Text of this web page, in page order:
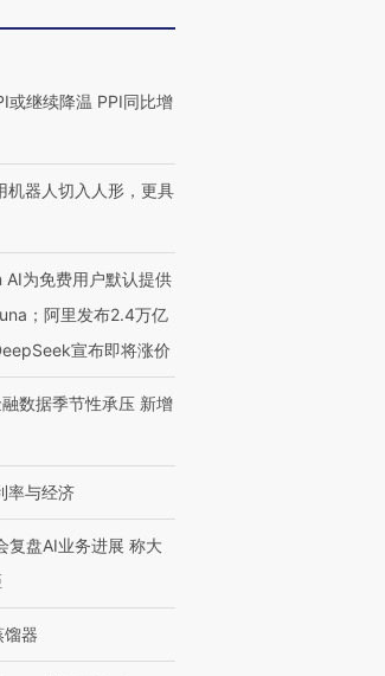
现】寻找100种
CFO：不靠规模取胜，华
或继续降温 PPI同比增
机器人切入人形，更具
AI为免费用户默认提供
；阿里发布2.4万亿
宣布即将涨价
数据季节性承压 新增
率与经济
复盘AI业务进展 称大
馏器